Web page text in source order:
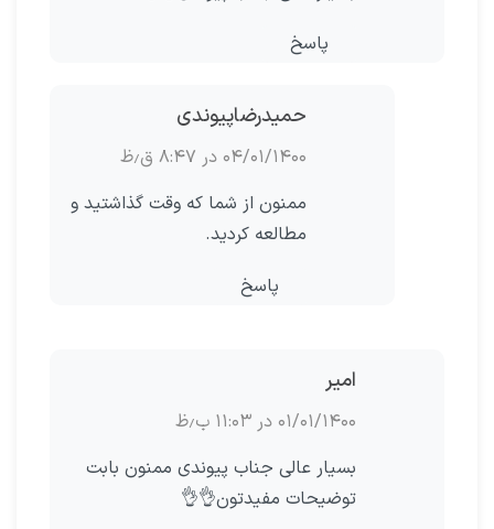
پاسخ
حمیدرضاپیوندی
۰۴/۰۱/۱۴۰۰ در ۸:۴۷ ق٫ظ
ممنون از شما که وقت گذاشتید و
مطالعه کردید.
پاسخ
امیر
۰۱/۰۱/۱۴۰۰ در ۱۱:۰۳ ب٫ظ
بسیار عالی جناب پیوندی ممنون بابت
توضیحات مفیدتون👌👌